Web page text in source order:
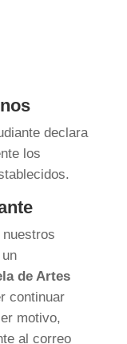
declara
los
de Artes
continuar
motivo,
al correo